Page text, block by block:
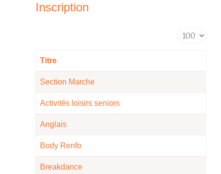
Inscription
Affichage #
Titre
Section Marche
Activités loisirs seniors
Anglais
Body Renfo
Breakdance